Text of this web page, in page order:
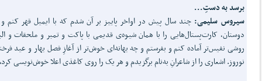
برسد به دستِ...
سیروس سلیمی: چند سال پیش در اواخر پاییز بر آن شدم که با ایمیل قهر کنم
دوستان، کارت‌پستال‌هایی را با همان شیوه‌ی قدیمی با پاکت و تمبر و ملحقات و
روشی نفیس‌تر آماده کنم و بفرستم و چه بهانه‌ای خوش‌تر از آغازِ فصل بهار و عید
نوروز. اشعاری را از شاعرانِ به‌نام برگزیدم و هر یک را روی کاغذی اعلا خوش‌نویسی